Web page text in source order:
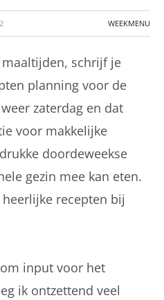
WEEKMENU
schrijf je
planning voor de
zaterdag en dat
voor makkelijke
doordeweekse
gezin mee kan eten.
recepten bij
input voor het
ik ontzettend veel